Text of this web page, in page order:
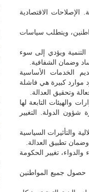
الإصلاحات الاقتصادية
ويتطلب سياسات
ويؤدي إلى سوء
وضمان الشفافية.
الخدمات الأساسية
موارد كبيرة هي فاشلة
وتحقيق العدالة.
والهيئات التابعة لها
الدولة. التغيير
والتأثيرات السياسية
تطبيق العدالة.
تغيير الحكومة
حصول جميع المواطنين